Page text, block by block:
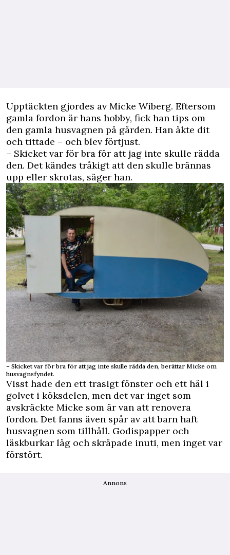
Upptäckten gjordes av Micke Wiberg. Eftersom
gamla fordon är hans hobby, fick han tips om
den gamla husvagnen på gården. Han åkte dit
och tittade – och blev förtjust.
– Skicket var för bra för att jag inte skulle rädda
den. Det kändes tråkigt att den skulle brännas
upp eller skrotas, säger han.
– Skicket var för bra för att jag inte skulle rädda den, berättar Micke om
husvagnsfyndet.
Visst hade den ett trasigt fönster och ett hål i
golvet i köksdelen, men det var inget som
avskräckte Micke som är van att renovera
fordon. Det fanns även spår av att barn haft
husvagnen som tillhåll. Godispapper och
läskburkar låg och skräpade inuti, men inget var
förstört.
Annons